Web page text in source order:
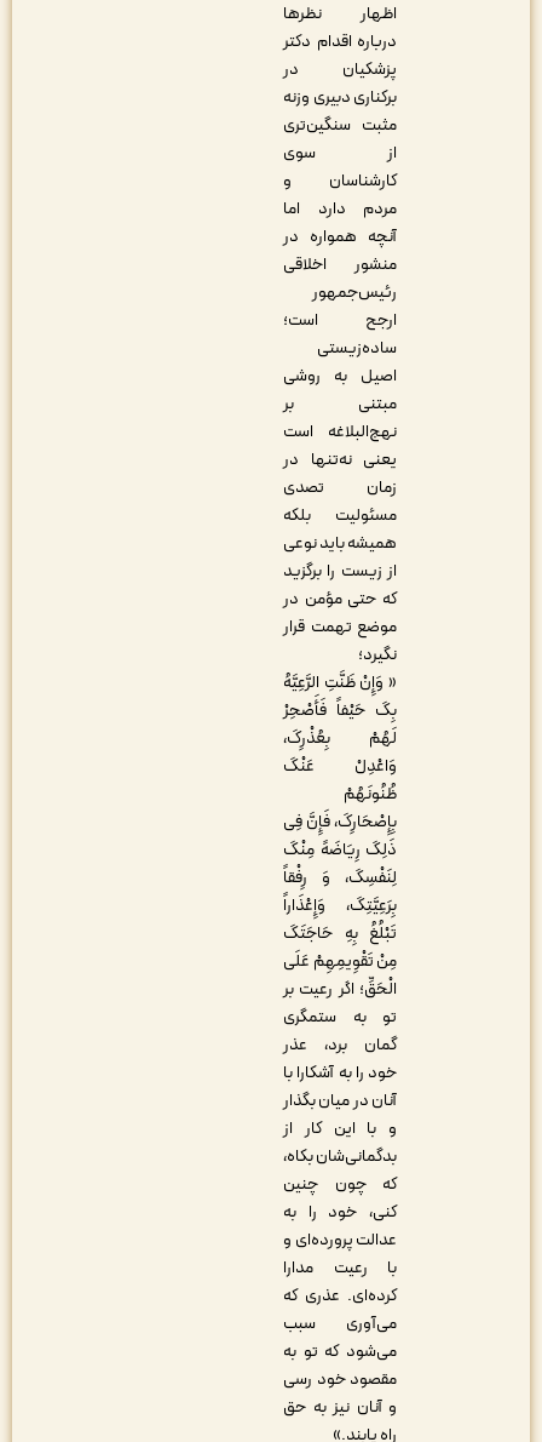
اظهار نظرها
درباره اقدام دکتر
پزشکیان در
برکناری دبیری وزنه
مثبت سنگین‌تری
از سوی
کارشناسان و
مردم دارد اما
آنچه همواره در
منشور اخلاقی
رئیس‌جمهور
ارجح است؛
ساده‌زیستی
اصیل به روشی
مبتنی بر
نهج‌البلاغه است
یعنی نه‌تنها در
زمان تصدی
مسئولیت بلکه
همیشه باید نوعی
از زیست را برگزید
که حتی مؤمن در
موضع تهمت قرار
« وَإِنْ ظَنَّتِ الرَّعِیَّهُ
بِکَ حَیْفاً فَأَصْحِرْ
لَهُمْ بِعُذْرِکَ،
وَاعْدِلْ عَنْکَ
بِإِصْحَارِکَ، فَإِنَّ فِی
ذَلِکَ رِیَاضَهً مِنْکَ
لِنَفْسِکَ، وَ رِفْقاً
بِرَعِیَّتِکَ، وَإِعْذَاراً
تَبْلُغُ بِهِ حَاجَتَکَ
مِنْ تَقْوِیمِهِمْ عَلَى
الْحَقِّ؛ اگر رعیت بر
تو به ستمگرى
گمان برد، عذر
خود را به آشکارا با
آنان در میان بگذار
و با این کار از
بدگمانی‌شان بکاه،
که چون چنین
کنى، خود را به
عدالت پرورده‌اى و
با رعیت مدارا
کرده‌اى. عذرى که
مى‌آورى سبب
مى‌شود که تو به
مقصود خود رسى
و آنان نیز به حق
راه یابند.»